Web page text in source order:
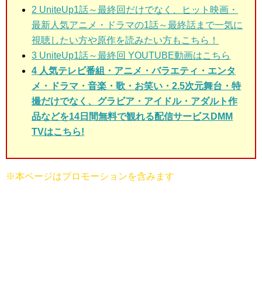
2 UniteUp1話～最終回 だけでなく、ヒット映画・
最新人気アニメ・ドラマの1話～最終話まで一気に
視聴したい方や原作を読みたい方もこちら！
3 UniteUp1話～最終回 YOUTUBE動画はこちら
4 人気テレビ番組・アニメ・バラエティ・エンタ
メ・ドラマ・音楽・歌・お笑い・2.5次元舞台・特
撮だけでなく、グラビア・アイドル・アダルト作
品などを14日間無料で観れる配信サービスDMM
TVはこちら!
※本ページはプロモーションを含みます